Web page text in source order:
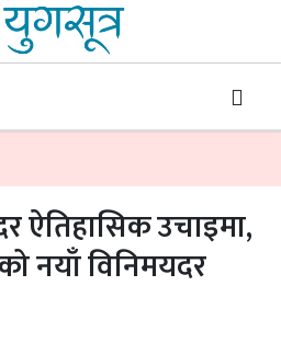
ऐतिहासिक उचाइमा,
नयाँ विनिमयदर